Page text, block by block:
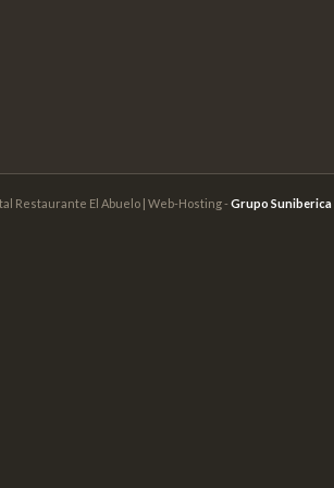
Restaurante El Abuelo | Web-Hosting - Grupo Suniberica